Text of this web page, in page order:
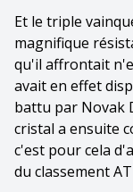
Et le triple
magnifique
qu'il affrontait
avait en effet
battu par Novak
cristal a ensuite
c'est pour cela
du classement